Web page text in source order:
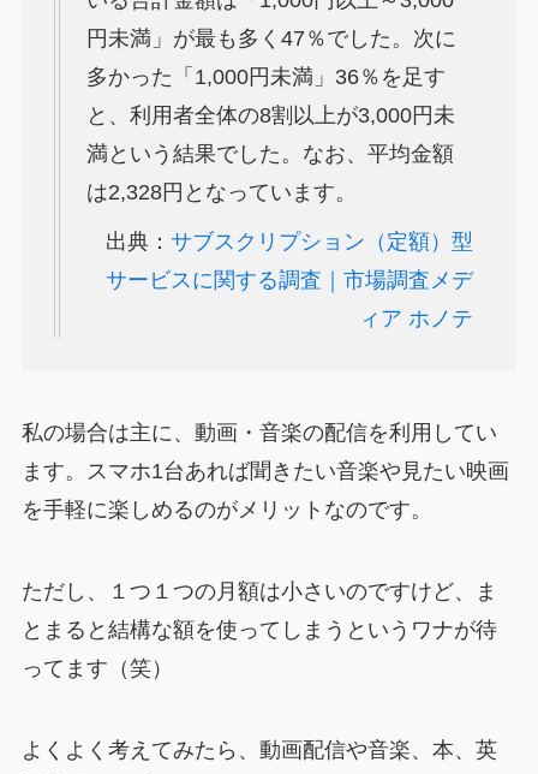
円未満」が最も多く47％でした。次に
多かった「1,000円未満」36％を足す
と、利用者全体の8割以上が3,000円未
満という結果でした。なお、平均金額
は2,328円となっています。
出典：サブスクリプション（定額）型
サービスに関する調査｜市場調査メデ
ィア ホノテ
私の場合は主に、動画・音楽の配信を利用してい
ます。スマホ1台あれば聞きたい音楽や見たい映画
を手軽に楽しめるのがメリットなのです。
ただし、１つ１つの月額は小さいのですけど、ま
とまると結構な額を使ってしまうというワナが待
ってます（笑）
よくよく考えてみたら、動画配信や音楽、本、英